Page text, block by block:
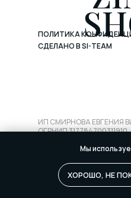
ИП СМИРНОВА ЕВГЕНИЯ
ОГРНИП 317784700311910
89852883825
НАШИ ПАРТНЕРЫ:
ПОЛИТИКА
СДЕЛАНО В SI-TEAM
Мы
ХОРОШО, НЕ